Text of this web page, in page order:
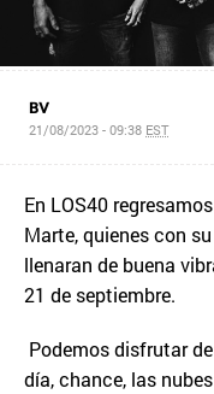
BV
21/08/2023 - 09:38 EST
En LOS40
Marte, quienes con
llenaran de buena
21 de septiembre.
Podemos disfrutar
día, chance, las